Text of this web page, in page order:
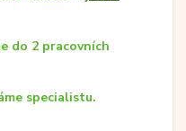
do 2 pracovních
specialistu.